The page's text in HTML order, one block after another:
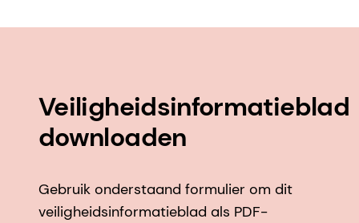
Veiligheidsinformatieblad
downloaden
Gebruik onderstaand formulier om dit
veiligheidsinformatieblad als PDF-